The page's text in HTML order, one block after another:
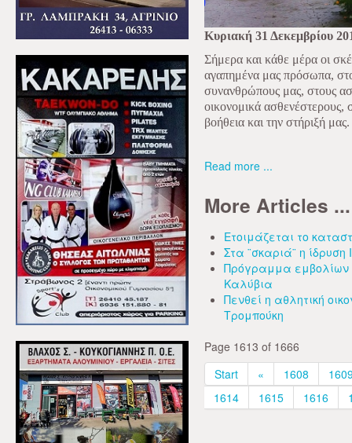
Κυριακή 31 Δεκεμβρίου
Σήμερα και κάθε μέρα οι
αγαπημένα μας πρόσωπα,
συνανθρώπους μας, στους
οικονομικά ασθενέστερους,
βοήθεια και την στήριξή μας.
Read more ...
More Articles ...
Ετοιμάζεται το
Στα ¨σκαριά¨ η ίδρυση
Πρόγραμμα εμβολίων
Καλύβια
Πενθεί η αθλητική
Τρομπούκη
Page 1613 of 1666
Start
« 1608
1614
1615 1616